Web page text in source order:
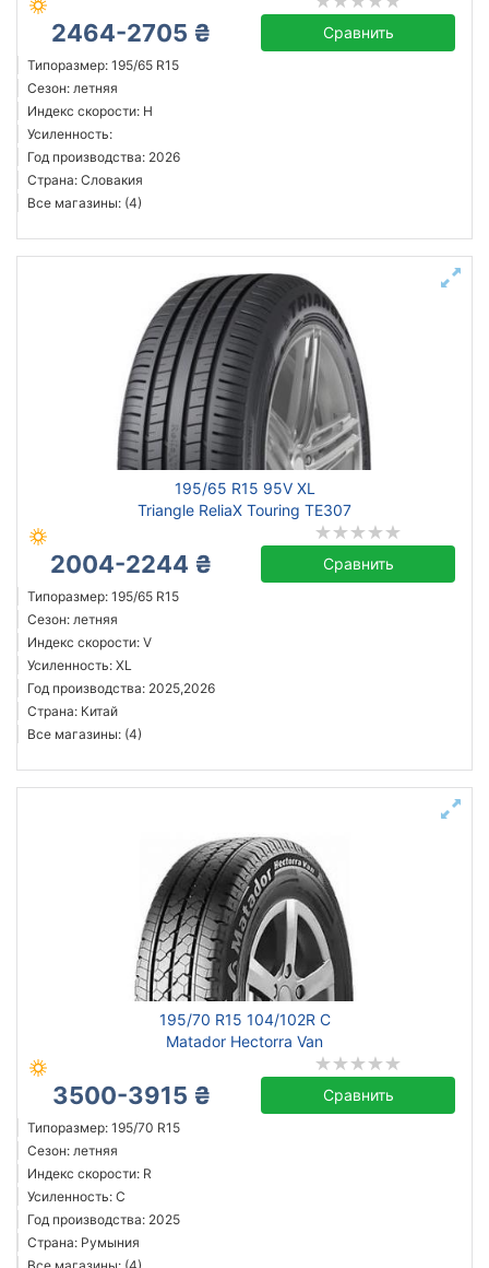
2464-2705 ₴ Сравнить
Типоразмер: 195/65 R15
Сезон: летняя
Индекс скорости: H
Усиленность:
Год производства: 2026
Страна: Словакия
Все магазины: (4)
195/65 R15 95V XL
Triangle ReliaX Touring TE307
2004-2244 ₴ Сравнить
Типоразмер: 195/65 R15
Сезон: летняя
Индекс скорости: V
Усиленность: XL
Год производства: 2025,2026
Страна: Китай
Все магазины: (4)
195/70 R15 104/102R C
Matador Hectorra Van
3500-3915 ₴ Сравнить
Типоразмер: 195/70 R15
Сезон: летняя
Индекс скорости: R
Усиленность: C
Год производства: 2025
Страна: Румыния